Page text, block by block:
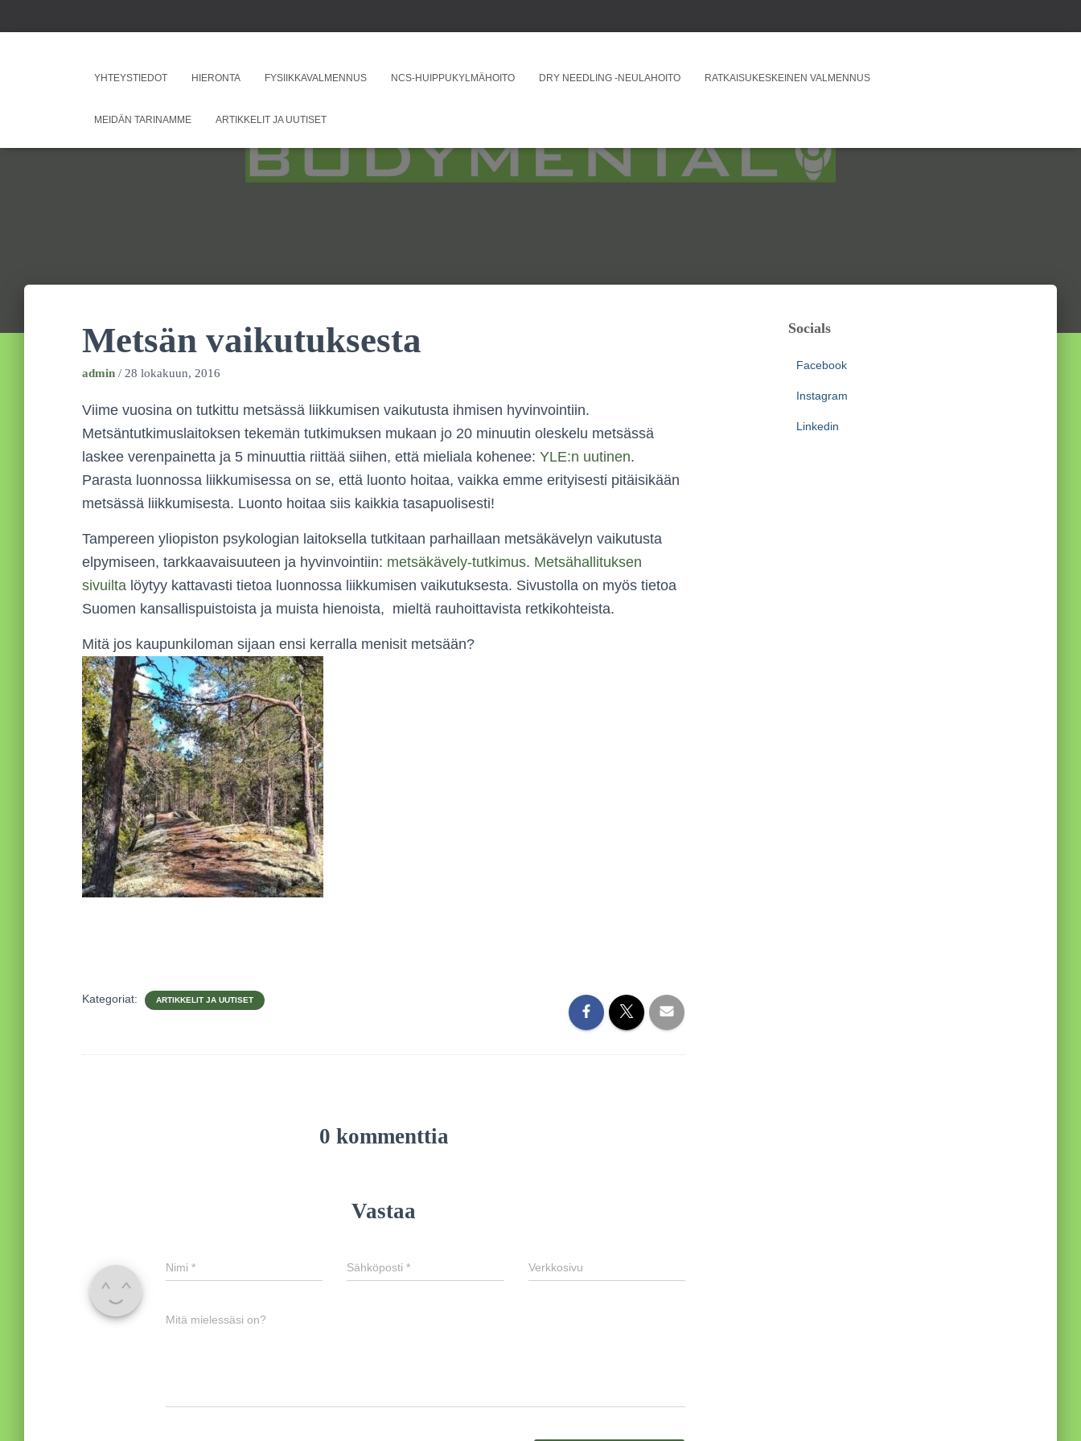
YHTEYSTIEDOT HIERONTA FYSIIKKAVALMENNUS NCS-HUIPPUKYLMÄHOITO DRY NEEDLING -NEULAHOITO RATKAISUKESKEINEN VALMENNUS
MEIDÄN TARINAMME ARTIKKELIT JA UUTISET
Metsän vaikutuksesta
admin / 28 lokakuun, 2016
Viime vuosina on tutkittu metsässä liikkumisen vaikutusta ihmisen hyvinvointiin.
Metsäntutkimuslaitoksen tekemän tutkimuksen mukaan jo 20 minuutin oleskelu metsässä
laskee verenpainetta ja 5 minuuttia riittää siihen, että mieliala kohenee: YLE:n uutinen.
Parasta luonnossa liikkumisessa on se, että luonto hoitaa, vaikka emme erityisesti pitäisikään
metsässä liikkumisesta. Luonto hoitaa siis kaikkia tasapuolisesti!
Tampereen yliopiston psykologian laitoksella tutkitaan parhaillaan metsäkävelyn vaikutusta
elpymiseen, tarkkaavaisuuteen ja hyvinvointiin: metsäkävely-tutkimus. Metsähallituksen
sivuilta löytyy kattavasti tietoa luonnossa liikkumisen vaikutuksesta. Sivustolla on myös tietoa
Suomen kansallispuistoista ja muista hienoista, mieltä rauhoittavista retkikohteista.
Mitä jos kaupunkiloman sijaan ensi kerralla menisit metsään?
Kategoriat: ARTIKKELIT JA UUTISET
0 kommenttia
Vastaa
Nimi * Sähköposti* Verkkosivu
Mitä mielessäsi on?
Socials
Facebook
Instagram
Linkedin